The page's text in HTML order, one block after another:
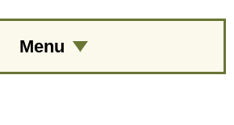
Menu